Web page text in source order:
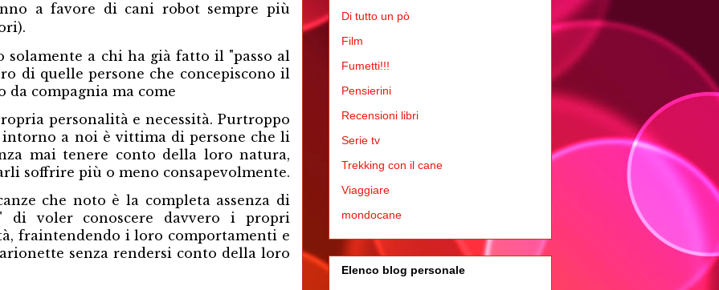
a favore di cani robot sempre più
solamente a chi ha già fatto il "passo al
di quelle persone che concepiscono il
da compagnia ma come
personalità e necessità. Purtroppo
a noi è vittima di persone che li
mai tenere conto della loro natura,
soffrire più o meno consapevolmente.
che noto è la completa assenza di
di voler conoscere davvero i propri
fraintendendo i loro comportamenti e
senza rendersi conto della loro
Di tutto un pò
Film
Fumetti!!!
Pensierini
Recensioni libri
Serie tv
Trekking con il cane
Viaggiare
mondocane
Elenco blog personale